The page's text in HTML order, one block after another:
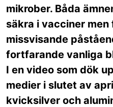
mikrober. Båda
säkra i vacciner men
missvisande
fortfarande vanliga
I en video som dök
medier i slutet av
kvicksilver och